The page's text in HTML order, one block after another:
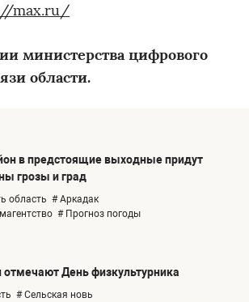
max.ru/
министерства цифрового
области.
в предстоящие выходные придут
грозы и град
область # Аркадак
# Прогноз погоды
День физкультурника
# Сельская новь